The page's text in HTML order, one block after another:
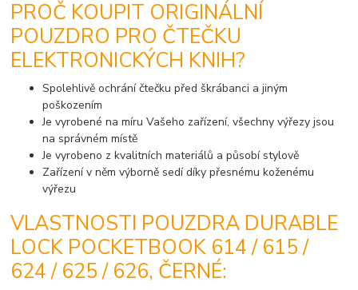
PROČ KOUPIT ORIGINÁLNÍ
POUZDRO PRO ČTEČKU
ELEKTRONICKÝCH KNIH?
Spolehlivě ochrání čtečku před škrábanci a jiným
poškozením
Je vyrobené na míru Vašeho zařízení, všechny výřezy jsou
na správném místě
Je vyrobeno z kvalitních materiálů a působí stylově
Zařízení v něm výborně sedí díky přesnému koženému
výřezu
VLASTNOSTI POUZDRA DURABLE
LOCK POCKETBOOK 614 / 615 /
624 / 625 / 626, ČERNÉ: